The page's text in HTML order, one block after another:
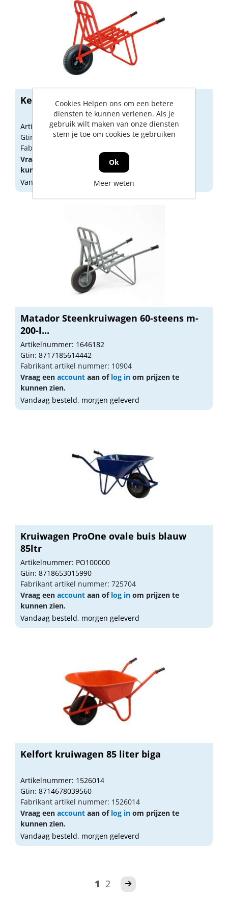
Kelfort steenkruiwagen pietre
Artikelnummer: 1526006
Gtin: 8714678029943
Fabrikant artikel nummer: 1526006
Vraag een
aan oflog in
kunnen zien.
Vandaag besteld, morgen geleverd
Matador Steenkruiwagen 60-steens m-
200-l...
Artikelnummer: 1646182
Gtin: 8717185614442
Fabrikant artikel nummer: 10904
Vraag een account aan of log in om prijzen te
kunnen zien.
Vandaag besteld, morgen geleverd
Kruiwagen ProOne ovale buis blauw
85ltr
Artikelnummer: PO100000
Gtin: 8718653015990
Fabrikant artikel nummer: 725704
Vraag een account aan of log in om prijzen te
kunnen zien.
Vandaag besteld, morgen geleverd
Kelfort kruiwagen 85 liter biga
Artikelnummer: 1526014
Gtin: 8714678039560
Fabrikant artikel nummer: 1526014
Vraag een account aan of log in om prijzen te
kunnen zien.
Vandaag besteld, morgen geleverd
1 2
Cookies Helpen ons om een betere
diensten te kunnen verlenen. Als je
gebruik wilt maken van onze diensten
stem je toe om cookies te gebruiken
Ok
Meer weten